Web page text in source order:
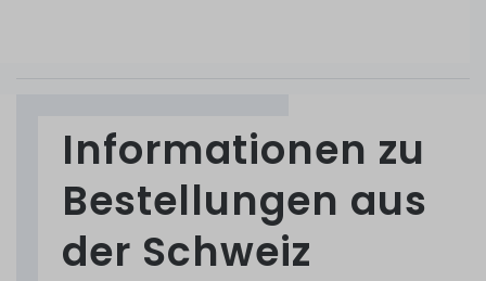
1-2 Tage*
Upgrades verfügbar
Lenovo ThinkSystem ST45 V3 Mini Tower Server mit
Informationen zu
Bestellungen aus
der Schweiz